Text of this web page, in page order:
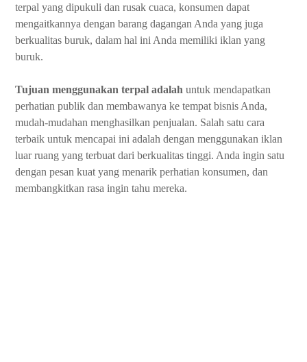
terpal yang dipukuli dan rusak cuaca, konsumen dapat
mengaitkannya dengan barang dagangan Anda yang juga
berkualitas buruk, dalam hal ini Anda memiliki iklan yang
buruk.
Tujuan menggunakan terpal adalah untuk mendapatkan
perhatian publik dan membawanya ke tempat bisnis Anda,
mudah-mudahan menghasilkan penjualan. Salah satu cara
terbaik untuk mencapai ini adalah dengan menggunakan iklan
luar ruang yang terbuat dari berkualitas tinggi. Anda ingin satu
dengan pesan kuat yang menarik perhatian konsumen, dan
membangkitkan rasa ingin tahu mereka.